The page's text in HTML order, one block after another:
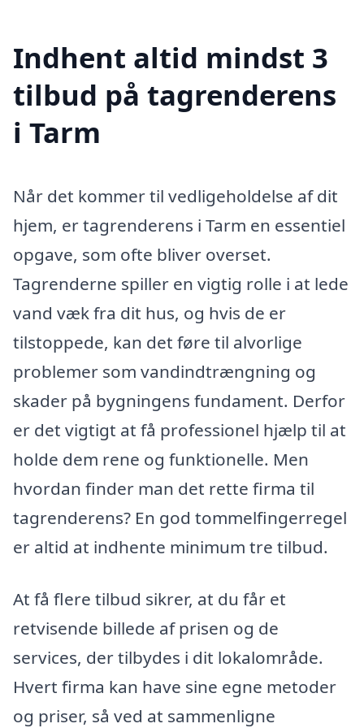
Indhent altid mindst 3
tilbud på tagrenderens
i Tarm
Når det kommer til vedligeholdelse af dit
hjem, er tagrenderens i Tarm en essentiel
opgave, som ofte bliver overset.
Tagrenderne spiller en vigtig rolle i at lede
vand væk fra dit hus, og hvis de er
tilstoppede, kan det føre til alvorlige
problemer som vandindtrængning og
skader på bygningens fundament. Derfor
er det vigtigt at få professionel hjælp til at
holde dem rene og funktionelle. Men
hvordan finder man det rette firma til
tagrenderens? En god tommelfingerregel
er altid at indhente minimum tre tilbud.
At få flere tilbud sikrer, at du får et
retvisende billede af prisen og de
services, der tilbydes i dit lokalområde.
Hvert firma kan have sine egne metoder
og priser, så ved at sammenligne